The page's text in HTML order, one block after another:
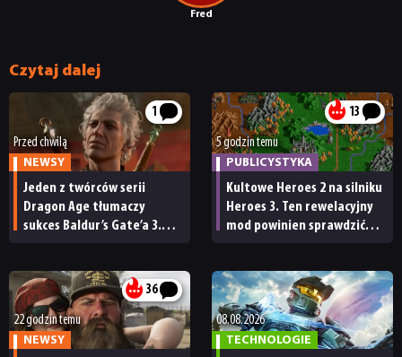
Fred
Czytaj dalej
1
Przed chwilą
NEWSY
Jeden z twórców serii
Dragon Age tłumaczy
sukces Baldur’s Gate’a 3.
przerwie”
13
5 godzin temu
PUBLICYSTYKA
Kultowe Heroes 2 na silniku
Heroes 3. Ten rewelacyjny
mod powinien sprawdzić
36
22 godzin temu
NEWSY
08.08.2026
TECHNOLOGIE